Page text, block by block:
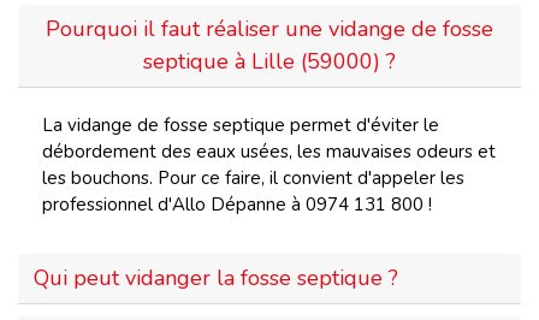
Pourquoi il faut réaliser une vidange de fosse
septique à Lille (59000) ?
La vidange de fosse septique permet d'éviter le
débordement des eaux usées, les mauvaises odeurs et
les bouchons. Pour ce faire, il convient d'appeler les
professionnel d'Allo Dépanne à 0974 131 800 !
Qui peut vidanger la fosse septique ?